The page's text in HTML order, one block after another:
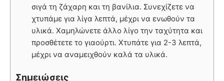
σιγά τη ζάχαρη και τη βανίλια. Συνεχίζετε να
χτυπάμε για λίγα λεπτά, μέχρι να ενωθούν τα
υλικά. Χαμηλώνετε άλλο λίγο την ταχύτητα και
προσθέτετε το γιαούρτι. Χτυπάτε για 2-3 λεπτά,
μέχρι να αναμειχθούν καλά τα υλικά.
Σημειώσεις